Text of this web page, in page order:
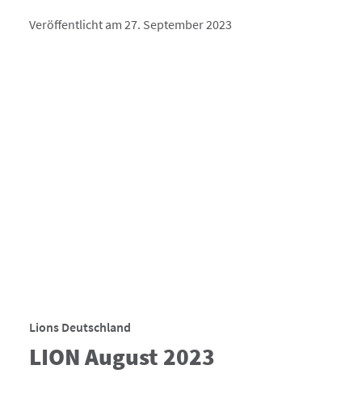
Veröffentlicht am 27. September 2023
Lions Deutschland
LION August 2023